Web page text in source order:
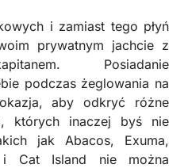
i zamiast tego płyń
prywatnym jachcie z
Posiadanie
podczas żeglowania na
aby odkryć różne
których inaczej byś nie
jak Abacos, Exuma,
i Cat Island nie można